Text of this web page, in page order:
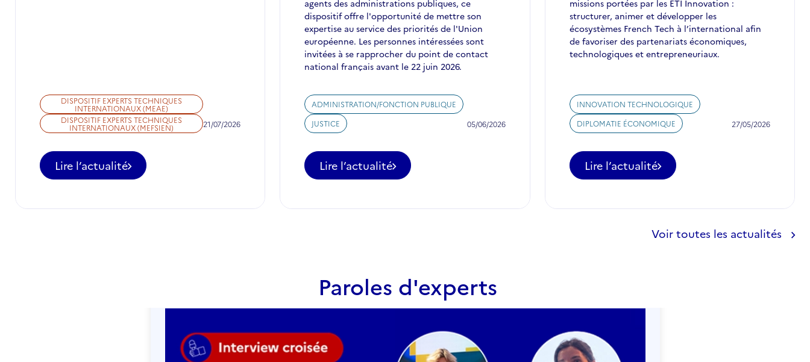
DISPOSITIF EXPERTS TECHNIQUES
INTERNATIONAUX (MEAE)
DISPOSITIF EXPERTS TECHNIQUES
INTERNATIONAUX (MEFSIEN) 21/07/2026
Lire l’actualité
-
Appel
candidatures
agents des administrations publiques, ce
dispositif offre l'opportunité de mettre son
expertise au service des priorités de l'Union
européenne. Les personnes intéressées sont
invitées à se rapprocher du point de contact
national français avant le 22 juin 2026.
ADMINISTRATION/FONCTION PUBLIQUE
JUSTICE
05/06/2026
Lire l’actualité
-
Experts
recherchés
ses
viviers
d'experts
missions portées par les ETI Innovation :
structurer, animer et développer les
écosystèmes French Tech à l’international afin
de favoriser des partenariats économiques,
technologiques et entrepreneuriaux.
INNOVATION TECHNOLOGIQUE
DIPLOMATIE ÉCONOMIQUE
27/05/2026
Lire l’actualité
-
Au
et
Corée
service
Voir toutes les actualités
Paroles d'experts